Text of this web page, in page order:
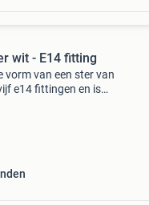
wit - E14 fitting
vorm van een ster van
e14 fittingen en is